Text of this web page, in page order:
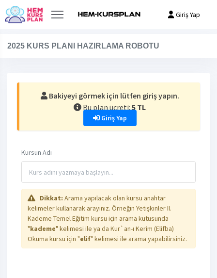
Giriş Yap
2025 KURS PLANI HAZIRLAMA ROBOTU
Bakiyeyi görmek için lütfen giriş yapın.
Bu plan ücreti:5 TL
Giriş Yap
Kursun Adı
Dikkat: Arama yapılacak olan kursu anahtar
kelimeler kullanarak arayınız. Örneğin Yetişkinler II.
Kademe Temel Eğitim kursu için arama kutusunda
"kademe" kelimesi ile ya da Kur`an-ı Kerim (Elifba)
Okuma kursu için "elif" kelimesi ile arama yapabilirsiniz.